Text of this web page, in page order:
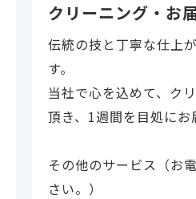
クリーニング・お
伝統の技と丁寧な仕上
す。
当社で心を込めて、ク
頂き、1週間を目処にお
その他のサービス（お
さい。）